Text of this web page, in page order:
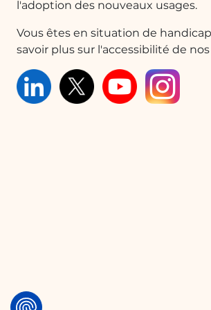
OneDrive pour un accès facile
différents appareils.
Quelques cas d'usages :
Les professionnels peuvent
déplacements. Par exemple,
l'application Microsoft Office
peuvent consulter, signer et
l'adoption des nouveaux usages.
Vous êtes en situation de
savoir plus sur l'accessibilité de